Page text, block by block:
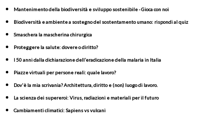
Mantenimento della biodiversità e sviluppo sostenibile - Gioca con noi
Biodiversità e ambiente a sostegno del sostentamento umano: rispondi al quiz
Smaschera la mascherina chirurgica
Proteggere la salute: dovere o diritto?
I 50 anni dalla dichiarazione dell’eradicazione della malaria in Italia
Piazze virtuali per persone reali: quale lavoro?
Dov'è la mia scrivania? Architettura, diritto e (non) luogo di lavoro.
La scienza dei supereroi: Virus, radiazioni e materiali per il futuro
Cambiamenti climatici: Sapiens vs vulcani